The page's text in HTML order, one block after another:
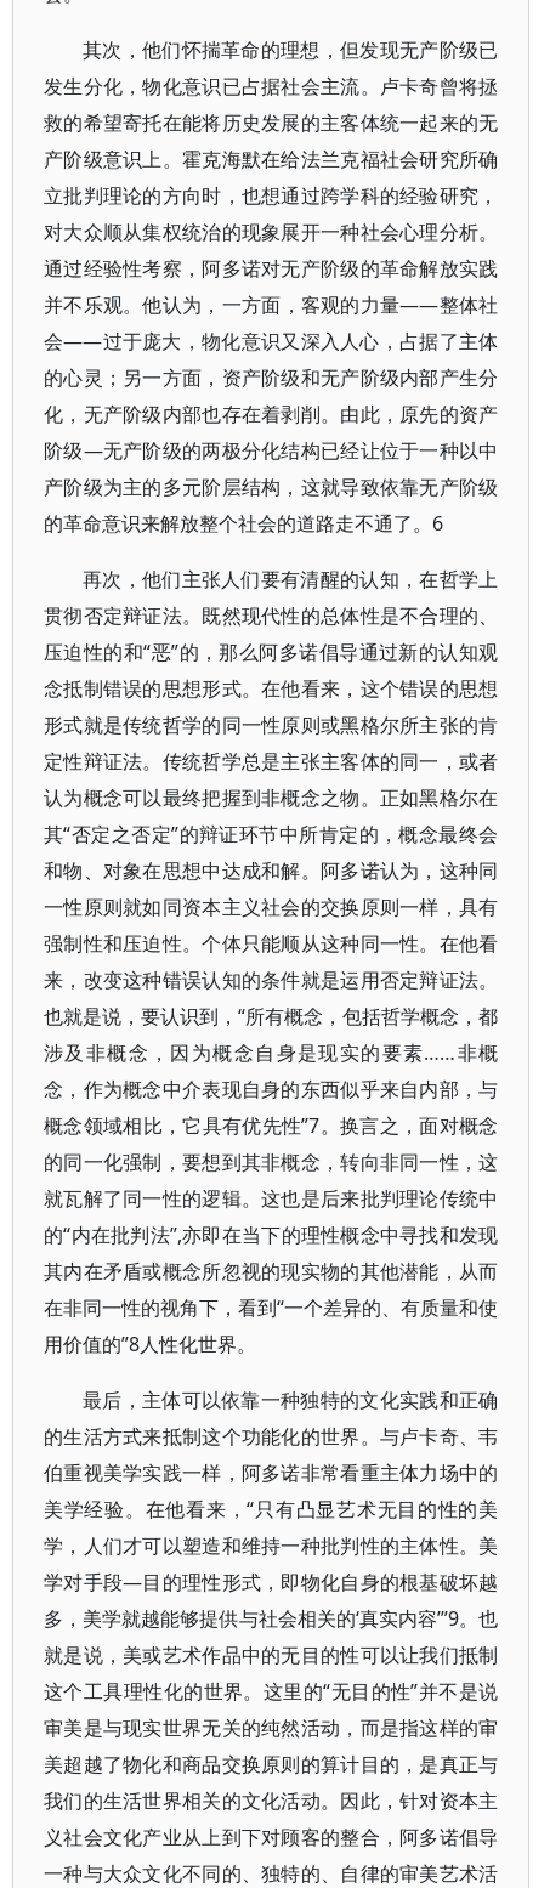
其次，他们怀揣革命的理想，但发现无产阶级已
发生分化，物化意识已占据社会主流。卢卡奇曾将拯
救的希望寄托在能将历史发展的主客体统一起来的无
产阶级意识上。霍克海默在给法兰克福社会研究所确
立批判理论的方向时，也想通过跨学科的经验研究，
对大众顺从集权统治的现象展开一种社会心理分析。
通过经验性考察，阿多诺对无产阶级的革命解放实践
并不乐观。他认为，一方面，客观的力量——整体社
会——过于庞大，物化意识又深入人心，占据了主体
的心灵；另一方面，资产阶级和无产阶级内部产生分
化，无产阶级内部也存在着剥削。由此，原先的资产
阶级—无产阶级的两极分化结构已经让位于一种以中
产阶级为主的多元阶层结构，这就导致依靠无产阶级
的革命意识来解放整个社会的道路走不通了。6
再次，他们主张人们要有清醒的认知，在哲学上
贯彻否定辩证法。既然现代性的总体性是不合理的、
压迫性的和“恶”的，那么阿多诺倡导通过新的认知观
念抵制错误的思想形式。在他看来，这个错误的思想
形式就是传统哲学的同一性原则或黑格尔所主张的肯
定性辩证法。传统哲学总是主张主客体的同一，或者
认为概念可以最终把握到非概念之物。正如黑格尔在
其“否定之否定”的辩证环节中所肯定的，概念最终会
和物、对象在思想中达成和解。阿多诺认为，这种同
一性原则就如同资本主义社会的交换原则一样，具有
强制性和压迫性。个体只能顺从这种同一性。在他看
来，改变这种错误认知的条件就是运用否定辩证法。
也就是说，要认识到，“所有概念，包括哲学概念，都
涉及非概念，因为概念自身是现实的要素……非概
念，作为概念中介表现自身的东西似乎来自内部，与
概念领域相比，它具有优先性”7。换言之，面对概念
的同一化强制，要想到其非概念，转向非同一性，这
就瓦解了同一性的逻辑。这也是后来批判理论传统中
的“内在批判法”,亦即在当下的理性概念中寻找和发现
其内在矛盾或概念所忽视的现实物的其他潜能，从而
在非同一性的视角下，看到“一个差异的、有质量和使
用价值的”8人性化世界。
最后，主体可以依靠一种独特的文化实践和正确
的生活方式来抵制这个功能化的世界。与卢卡奇、韦
伯重视美学实践一样，阿多诺非常看重主体力场中的
美学经验。在他看来，“只有凸显艺术无目的性的美
学，人们才可以塑造和维持一种批判性的主体性。美
学对手段—目的理性形式，即物化自身的根基破坏越
多，美学就越能够提供与社会相关的‘真实内容’”9。也
就是说，美或艺术作品中的无目的性可以让我们抵制
这个工具理性化的世界。这里的“无目的性”并不是说
审美是与现实世界无关的纯然活动，而是指这样的审
美超越了物化和商品交换原则的算计目的，是真正与
我们的生活世界相关的文化活动。因此，针对资本主
义社会文化产业从上到下对顾客的整合，阿多诺倡导
一种与大众文化不同的、独特的、自律的审美艺术活